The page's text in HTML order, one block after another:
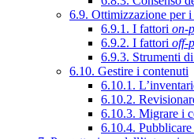
6.9. Ottimizzazione per
6.9.1. I fattori on-
6.9.2. I fattori off-
6.9.3. Strumenti
6.10. Gestire i contenuti
6.10.1.
6.10.2.
6.10.3. Migrare i
6.10.4.